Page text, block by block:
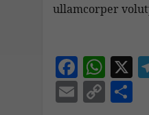
ullamcorper
F
ac
W
h
X
E C C